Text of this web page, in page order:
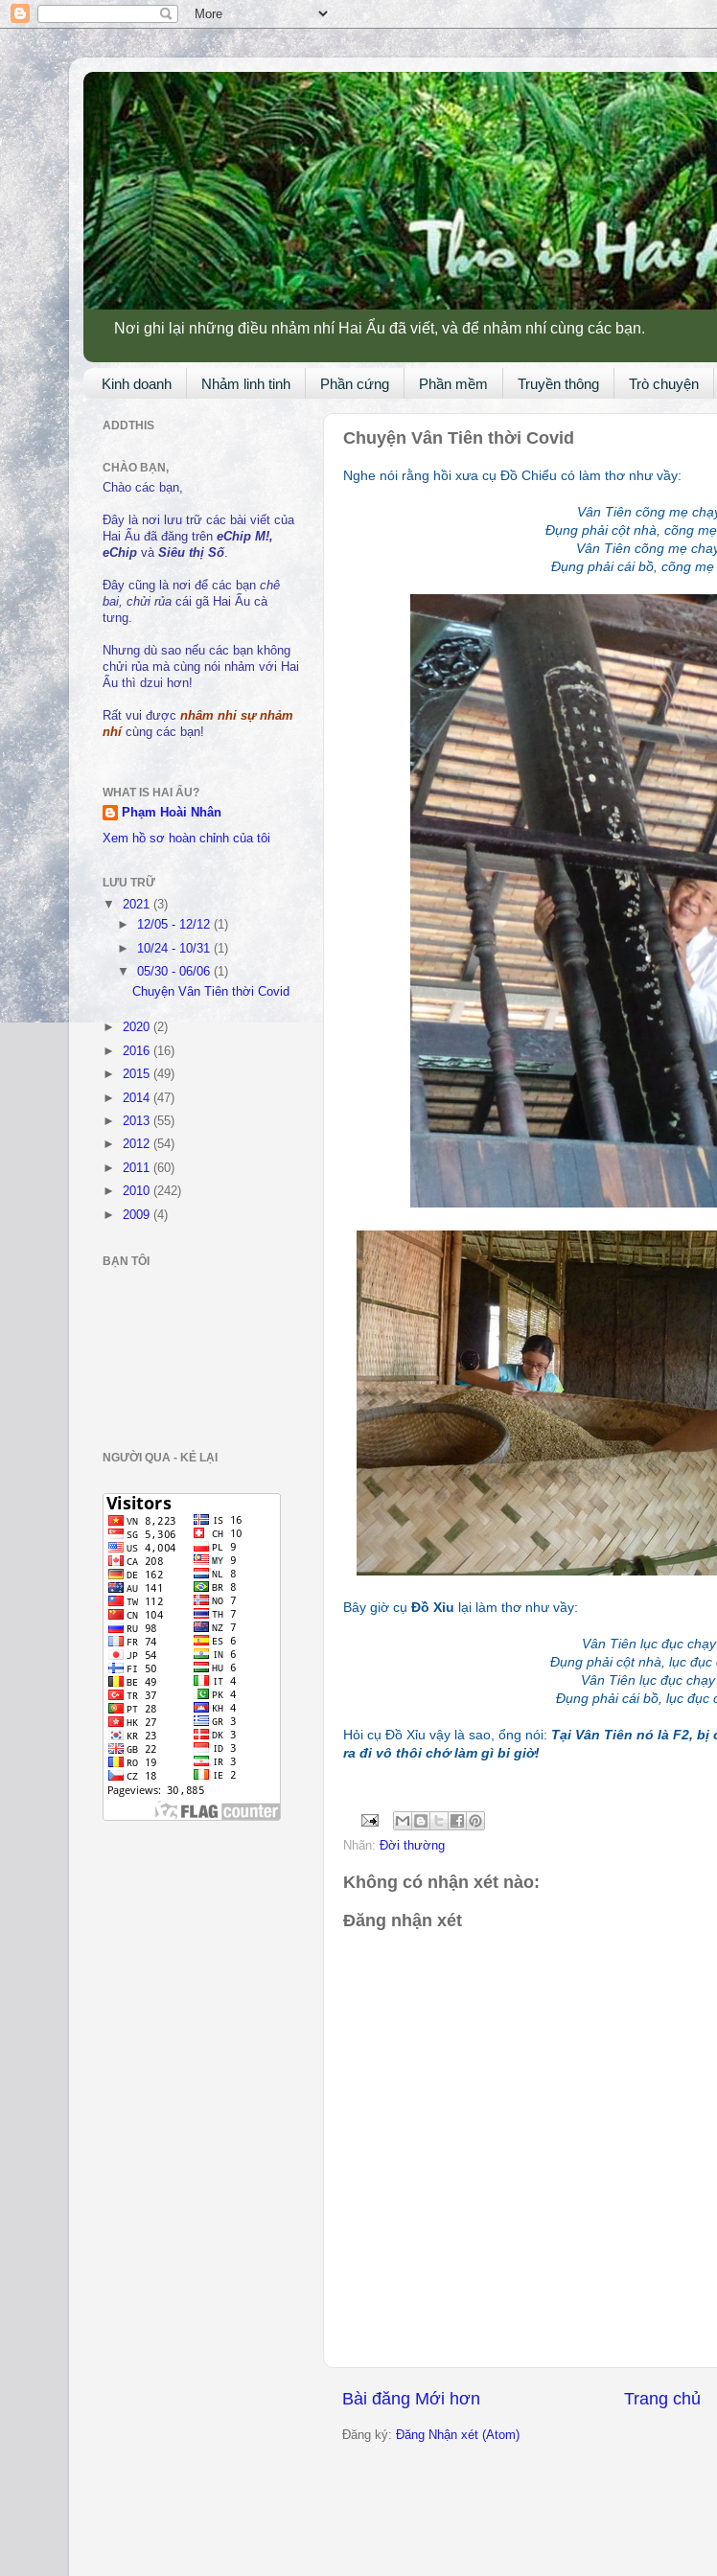
Nơi ghi lại những điều nhảm nhí Hai Ẩu đã viết, và để nhảm nhí cùng các bạn.
Kinh doanh Nhảm linh tinh Phần cứng Phần mềm Truyền thông Trò chuyện
Chuyện Vân Tiên thời Covid
Nghe nói rằng hồi xưa cụ Đồ Chiểu có làm thơ như vầy:
Vân Tiên cõng mẹ
Đụng phải cột nhà, cõng
Vân Tiên cõng mẹ
Đụng phải cái bồ, cõng mẹ
Bây giờ cụ Đồ Xỉu lại làm thơ như vầy:
Vân Tiên lục đục
Đụng phải cột nhà, lục đục
Vân Tiên lục đục
Đụng phải cái bồ, lục đục
Hỏi cụ Đồ Xỉu vậy là sao, ổng nói: Tại Vân Tiên nó là F2,
ra đi vô thôi chớ làm gì bi giờ!
Nhãn: Đời thường
Không có nhận xét nào:
Đăng nhận xét
Bài đăng Mới hơn Trang chủ
Đăng ký: Đăng Nhận xét (Atom)
ADDTHIS
CHÀO BẠN,
Chào các bạn,
Đây là nơi lưu trữ các bài viết của
Hai Ẩu đã đăng trên eChip M!,
eChip và Siêu thị Số.
Đây cũng là nơi để các bạn chê
bai, chửi rủa cái gã Hai Ẩu cà
tưng.
Nhưng dù sao nếu các bạn không
chửi rủa mà cùng nói nhảm với Hai
Ẩu thì dzui hơn!
Rất vui được nhâm nhi sự nhảm
nhí cùng các bạn!
WHAT IS HAI ẨU?
Phạm Hoài Nhân
Xem hồ sơ hoàn chỉnh của tôi
LƯU TRỮ
▼ 2021 (3)
► 12/05 - 12/12 (1)
► 10/24 - 10/31(1)
▼05/30 - 06/06(1)
Chuyện Vân Tiên thời Covid
► 2020 (2)
► 2016 (16)
► 2015 (49)
► 2014 (47)
► 2013 (55)
► 2012 (54)
► 2011 (60)
► 2010 (242)
► 2009 (4)
BẠN TÔI
NGƯỜI QUA - KẺ LẠI